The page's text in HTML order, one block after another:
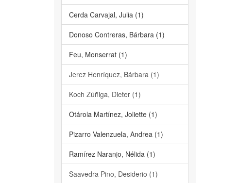
Cerda Carvajal, Julia (1)
Donoso Contreras, Bárbara (1)
Feu, Monserrat (1)
Jerez Henríquez, Bárbara (1)
Koch Zúñiga, Dieter (1)
Otárola Martínez, Joliette (1)
Pizarro Valenzuela, Andrea (1)
Ramírez Naranjo, Nélida (1)
Saavedra Pino, Desiderio (1)